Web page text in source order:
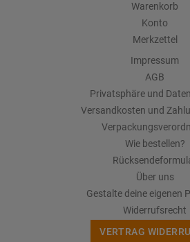
Warenkorb
Konto
Merkzettel
Impressum
AGB
Privatsphäre und
Versandkosten und
Wie bestellen?
Über uns
Gestalte deine eigenen
Widerrufsrecht
VERTRAG